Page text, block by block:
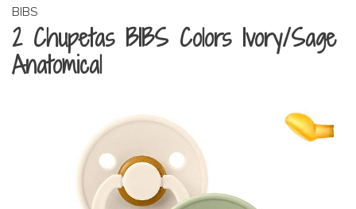
BIBS
2 Chupetas BIBS Colors Ivory/Sage
Anatomical